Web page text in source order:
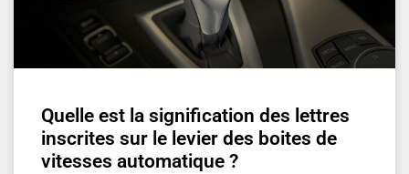
Quelle est la signification des lettres
inscrites sur le levier des boites de
vitesses automatique ?